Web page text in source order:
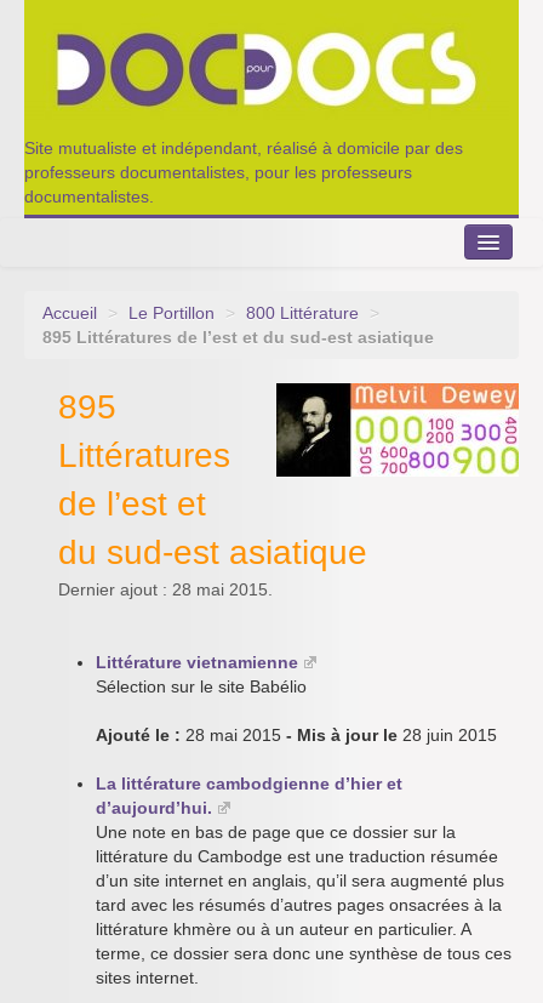
Site mutualiste et indépendant, réalisé à domicile par des
professeurs documentalistes, pour les professeurs
documentalistes.
Le Portillon
Accueil > Le Portillon > 800 Littérature
>
895 Littératures de l’est et du sud-est asiatique
895
Littératures
de l’est et
du sud-est asiatique
Dernier ajout : 28 mai 2015.
Littérature vietnamienne
Sélection sur le site Babélio
Ajouté le : 28 mai 2015 - Mis à jour le 28 juin 2015
La littérature cambodgienne d’hier et
d’aujourd’hui.
Une note en bas de page que ce dossier sur la
littérature du Cambodge est une traduction résumée
d’un site internet en anglais, qu’il sera augmenté plus
tard avec les résumés d’autres pages onsacrées à la
littérature khmère ou à un auteur en particulier. A
terme, ce dossier sera donc une synthèse de tous ces
sites internet.